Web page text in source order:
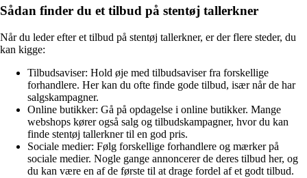
Sådan finder du et tilbud på stentøj tallerkner
Når du leder efter et tilbud på stentøj tallerkner, er der flere steder, du
kan kigge:
Tilbudsaviser: Hold øje med tilbudsaviser fra forskellige
forhandlere. Her kan du ofte finde gode tilbud, især når de har
salgskampagner.
Online butikker: Gå på opdagelse i online butikker. Mange
webshops kører også salg og tilbudskampagner, hvor du kan
finde stentøj tallerkner til en god pris.
Sociale medier: Følg forskellige forhandlere og mærker på
sociale medier. Nogle gange annoncerer de deres tilbud her, og
du kan være en af de første til at drage fordel af et godt tilbud.